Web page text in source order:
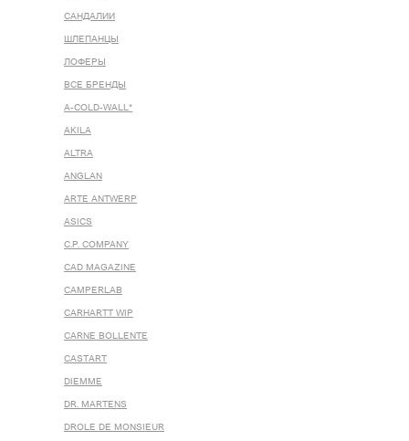
САНДАЛИИ
ШЛЕПАНЦЫ
ЛОФЕРЫ
ВСЕ БРЕНДЫ
A-COLD-WALL*
AKILA
ALTRA
ANGLAN
ARTE ANTWERP
ASICS
C.P. COMPANY
CAD MAGAZINE
CAMPERLAB
CARHARTT WIP
CARNE BOLLENTE
CASTART
DIEMME
DR. MARTENS
DROLE DE MONSIEUR